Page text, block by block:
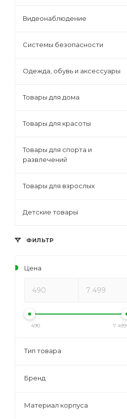
Видеонаблюдение
Системы безопасности
Одежда, обувь и аксессуары
Товары для дома
Товары для красоты
Товары для спорта и
развлечений
Товары для взрослых
Детские товары
ФИЛЬТР
Цена
490 7 499
Тип товара
Бренд
Материал корпуса